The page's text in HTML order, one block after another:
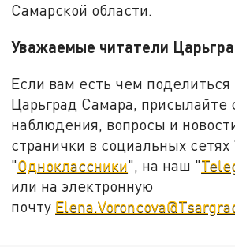
Самарской области.
Уважаемые читатели
Если вам есть чем
Царьград Самара, присылайте
наблюдения, вопросы и
странички в социальных сетях
"Одноклассники", на наш "
или на электронную
почту